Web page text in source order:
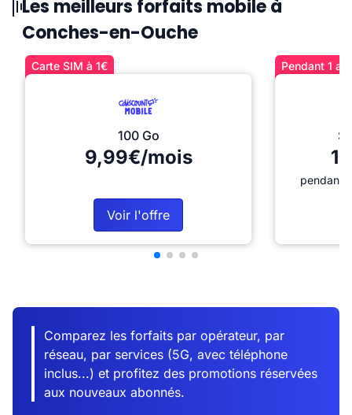
Les meilleurs forfaits mobile à
Conches-en-Ouche
Carte SIM à 1€
100 Go
9,99€/mois
Voir l'offre
Pendant 1
pendant
Comparez les forfaits par opérateur, par
réseau, par services (5G, avec téléphone
inclus...) et profitez des promotions réservées
aux nouveaux abonnés.